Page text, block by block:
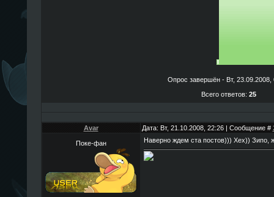
Опрос завершён - Вт, 23.09.2008,
Всего ответов: 25
Avar Дата: Вт, 21.10.2008, 22:26 | Сообщение #
Поке-фан Наверно ждем ста постов))) Хех)) Зипо,